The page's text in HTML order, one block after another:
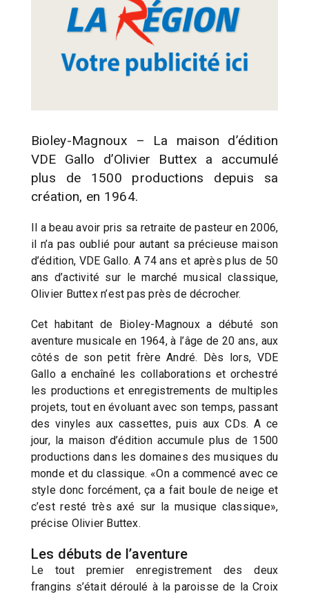
Bioley-Magnoux – La maison d’édition
VDE Gallo d’Olivier Buttex a accumulé
plus de 1500 productions depuis sa
création, en 1964.
Il a beau avoir pris sa retraite de pasteur en 2006,
il n’a pas oublié pour autant sa précieuse maison
d’édition, VDE Gallo. A 74 ans et après plus de 50
ans d’activité sur le marché musical classique,
Olivier Buttex n’est pas près de décrocher.
Cet habitant de Bioley-Magnoux a débuté son
aventure musicale en 1964, à l’âge de 20 ans, aux
côtés de son petit frère André. Dès lors, VDE
Gallo a enchaîné les collaborations et orchestré
les productions et enregistrements de multiples
projets, tout en évoluant avec son temps, passant
des vinyles aux cassettes, puis aux CDs. A ce
jour, la maison d’édition accumule plus de 1500
productions dans les domaines des musiques du
monde et du classique. «On a commencé avec ce
style donc forcément, ça a fait boule de neige et
c’est resté très axé sur la musique classique»,
précise Olivier Buttex.
Les débuts de l’aventure
Le tout premier enregistrement des deux
frangins s’était déroulé à la paroisse de la Croix